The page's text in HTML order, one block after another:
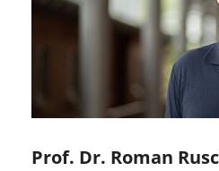
Prof. Dr. Roman